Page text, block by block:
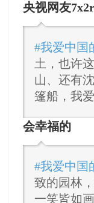
央视网友
#我爱中国
土，也许
山、还有
篷船，我
会幸福的
#我爱中国
致的园林
一笑皆如